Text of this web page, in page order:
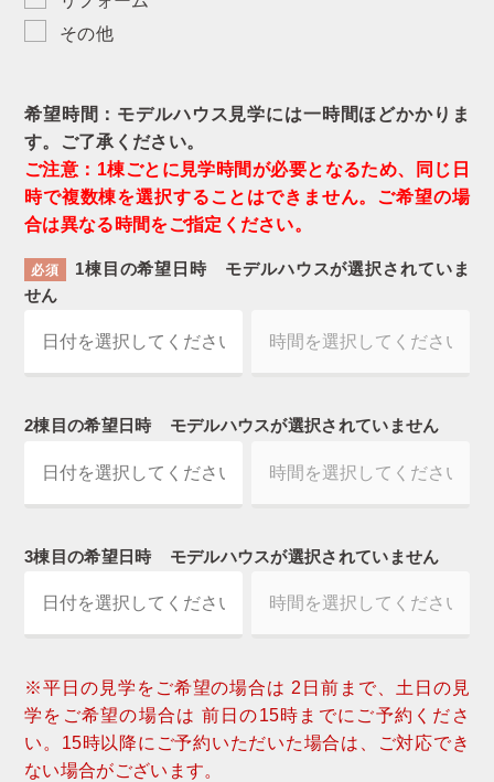
その他
希望時間：モデルハウス見学には一時間ほどかかりま
す。ご了承ください。
ご注意：1棟ごとに見学時間が必要となるため、同じ日
時で複数棟を選択することはできません。ご希望の場
合は異なる時間をご指定ください。
必須 1棟目の希望日時
モデルハウスが選択されていま
せん
2棟目の希望日時 モデルハウスが選択されていません
3棟目の希望日時 モデルハウスが選択されていません
※平日の見学をご希望の場合は 2日前まで、土日の見
学をご希望の場合は 前日の15時までにご予約くださ
い。15時以降にご予約いただいた場合は、ご対応でき
ない場合がございます。